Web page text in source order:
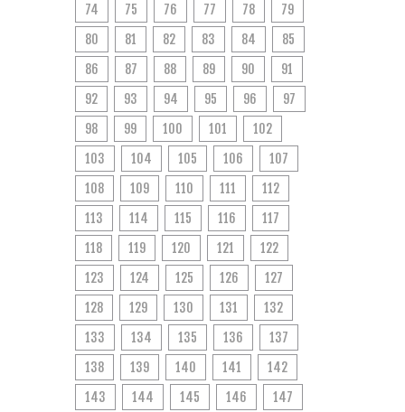
74
75 76 77 78
79
80
81 82 83 84
85
86
87 88 89 90
91
92
93 94 95 96
97
98
99 100 101
102
103
104 105 106
107
108
109 110 111
112
113
114 115 116
117
118
119 120 121
122
123
124 125 126
127
128
129 130 131
132
133
134 135 136
137
138
139 140 141
142
143
144 145 146 147